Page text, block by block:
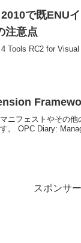
で既ENU
注意点
Tools RC2 for
ニフェストやその
。 OPC Diary:
スポンサ